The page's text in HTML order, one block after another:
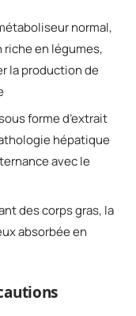
normal,
en légumes,
la production de
forme d’extrait
hépatique
avec le
des corps gras, la
absorbée en